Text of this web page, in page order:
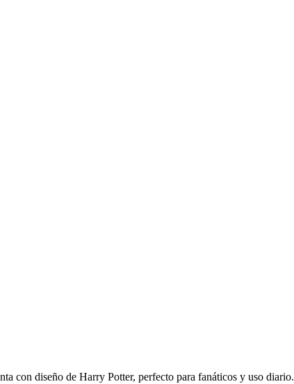
con diseño de Harry Potter, perfecto para fanáticos y uso diario.